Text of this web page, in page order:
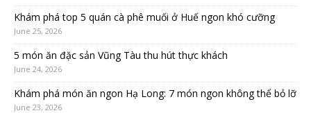
Khám phá top 5 quán cà phê muối ở Huế ngon khó cưỡng
June 25, 2026
5 món ăn đặc sản Vũng Tàu thu hút thực khách
June 24, 2026
Khám phá món ăn ngon Hạ Long: 7 món ngon không thể bỏ lỡ
June 23, 2026